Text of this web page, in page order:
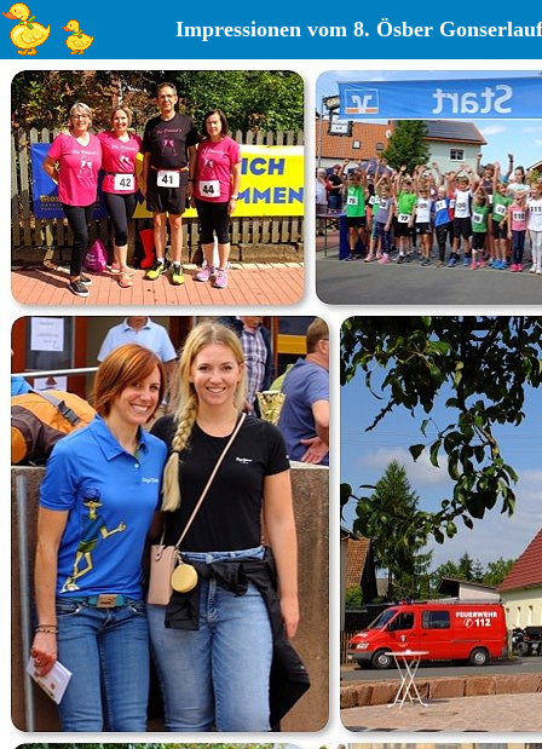
Impressionen vom 8. Ösber